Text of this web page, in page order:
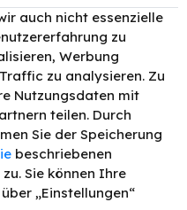
€ – +
€ – +
€ – +
auch nicht essenzielle
zu
Werbung
zu analysieren. Zu
Nutzungsdaten mit
teilen. Durch
Sie der Speicherung
beschriebenen
Sie können Ihre
„Einstellungen“